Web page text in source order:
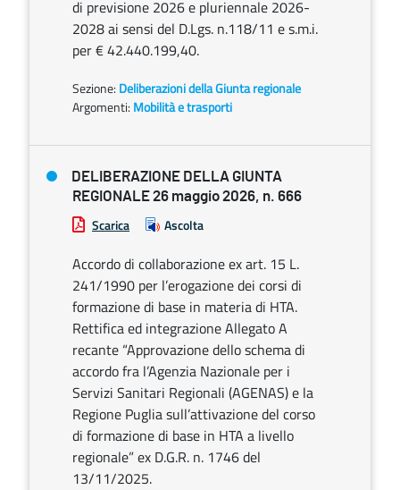
di previsione 2026 e pluriennale 2026-
2028 ai sensi del D.Lgs. n.118/11 e s.m.i.
per € 42.440.199,40.
Sezione: Deliberazioni della Giunta regionale
Argomenti: Mobilità e trasporti
DELIBERAZIONE DELLA GIUNTA
REGIONALE 26 maggio 2026, n. 666
Scarica Ascolta
Accordo di collaborazione ex art. 15 L.
241/1990 per l’erogazione dei corsi di
formazione di base in materia di HTA.
Rettifica ed integrazione Allegato A
recante “Approvazione dello schema di
accordo fra l’Agenzia Nazionale per i
Servizi Sanitari Regionali (AGENAS) e la
Regione Puglia sull’attivazione del corso
di formazione di base in HTA a livello
regionale” ex D.G.R. n. 1746 del
13/11/2025.